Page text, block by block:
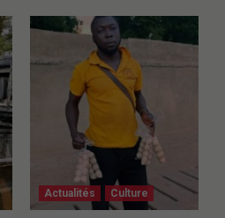
Actualités Culture